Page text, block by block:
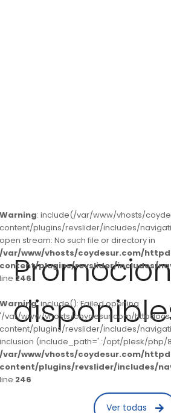
Warning: include(/var/www/vhosts/
content/plugins/revslider/includes/
open stream: No such file or directory in
/var/www/vhosts/coydesur.com/
content/plugins/revslider/includes/
line 246
Warning: include(): Failed opening
'/var/www/vhosts/coydesur.com/
content/plugins/revslider/includes/
inclusion (include_path='.:/opt/plesk/php/
/var/www/vhosts/coydesur.com/
content/plugins/revslider/includes/
line 246
Ver todas